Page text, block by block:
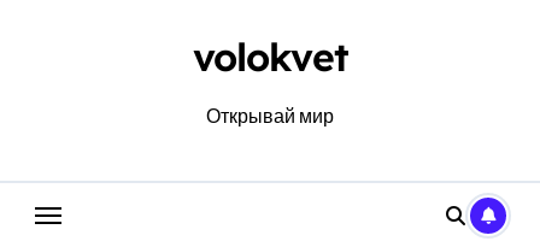
volokvet
Открывай мир